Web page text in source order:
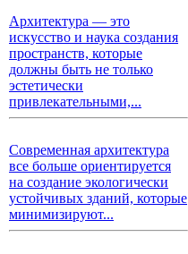
Архитектура — это
искусство и наука создания
пространств, которые
должны быть не только
эстетически
привлекательными,...
Современная архитектура
все больше ориентируется
на создание экологически
устойчивых зданий, которые
минимизируют...